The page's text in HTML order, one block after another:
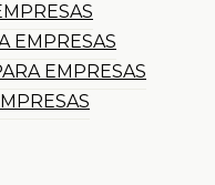
EMPRESAS
EMPRESAS